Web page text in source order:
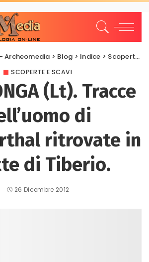
Archeomedia > Blog > Indice > Scoperte e scavi
SCOPERTE E SCAVI
(Lt). Tracce
di
ritrovate in
di Tiberio.
26 Dicembre 2012